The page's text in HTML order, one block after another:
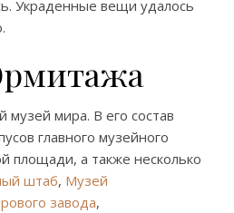
Украденные вещи удалось
мира. В его состав
главного музейного
площади, а также несколько
штаб, Музей
завода,